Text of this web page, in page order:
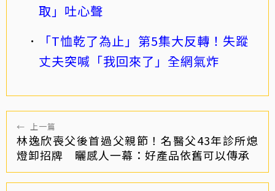
取」吐心聲
「T恤乾了為止」第5集大反轉！失蹤
丈夫突喊「我回來了」全網氣炸
← 上一篇
林逸欣喪父後首過父親節！名醫父43年診所熄
燈卸招牌 曬感人一幕：好產品依舊可以傳承